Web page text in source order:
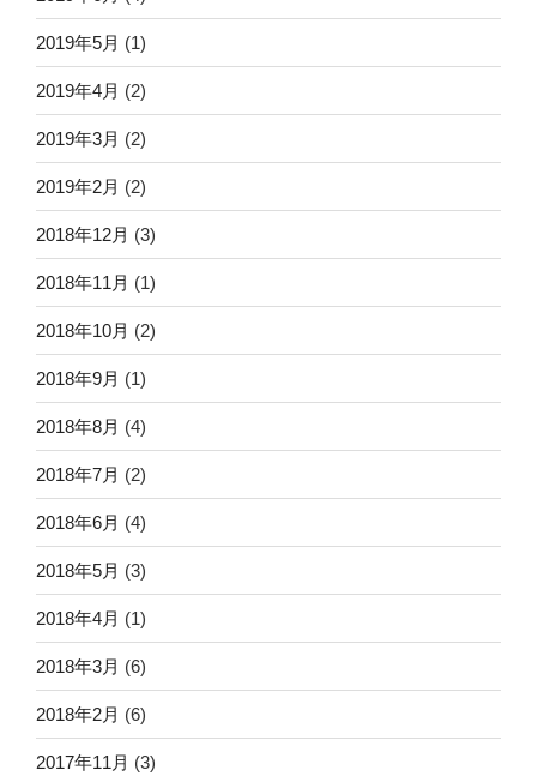
2019年5月 (1)
2019年4月 (2)
2019年3月 (2)
2019年2月 (2)
2018年12月 (3)
2018年11月 (1)
2018年10月 (2)
2018年9月 (1)
2018年8月 (4)
2018年7月 (2)
2018年6月 (4)
2018年5月 (3)
2018年4月 (1)
2018年3月 (6)
2018年2月 (6)
2017年11月 (3)